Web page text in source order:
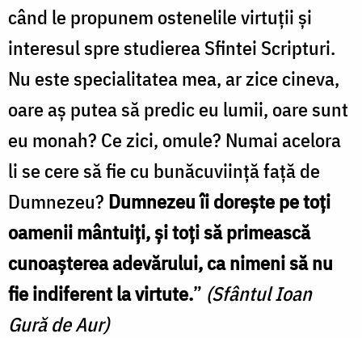
când le propunem ostenelile virtuţii şi
interesul spre studierea Sfintei Scripturi.
Nu este specialitatea mea, ar zice cineva,
oare aş putea să predic eu lumii, oare sunt
eu monah? Ce zici, omule? Numai acelora
li se cere să fie cu bunăcuviință față de
Dumnezeu? Dumnezeu îi doreşte pe toţi
oamenii mântuiţi, şi toţi să primească
cunoaşterea adevărului, ca nimeni să nu
fie indiferent la virtute.” (Sfântul Ioan
Gură de Aur)